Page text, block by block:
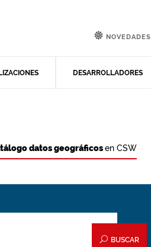
DESARROLLADORES
NOVEDADES
datos geográficosen CSW
BUSCAR